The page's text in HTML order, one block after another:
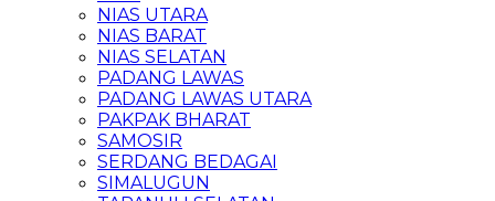
NIAS UTARA
NIAS BARAT
NIAS SELATAN
PADANG LAWAS
PADANG LAWAS UTARA
PAKPAK BHARAT
SAMOSIR
SERDANG BEDAGAI
SIMALUGUN